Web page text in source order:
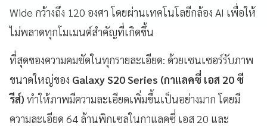
Wide กว้างถึง 120 องศา โดยผ่านเทคโนโลยีกล้อง AI เพื่อให้
ไม่พลาดทุกโมเมนต์สำคัญที่เกิดขึ้น
ที่สุดของความคมชัดในทุกรายละเอียด: ด้วยเซนเซอร์รับภาพ
ขนาดใหญ่ของ Galaxy S20 Series (กาแลคซี่ เอส 20 ซี
รีส์) ทำให้ภาพมีความละเอียดเพิ่มขึ้นเป็นอย่างมาก โดยมี
ความละเอียด 64 ล้านพิกเซลในกาแลคซี่ เอส 20 และ